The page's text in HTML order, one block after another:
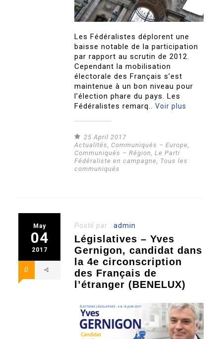
Les Fédéralistes déplorent une
baisse notable de la participation
par rapport au scrutin de 2012.
Cependant la mobilisation
électorale des Français s’est
maintenue à un bon niveau pour
l’élection phare du pays. Les
Fédéralistes remarq..Voir plus
25 April 2017
Actualités
Communiqués – Europe
Communiqués – Région ,Le Parti
Fédéraliste en campagne
Tous les
communiqués
May
04
2017
0
Posté par :admin
Législatives – Yves
Gernigon, candidat dans
la 4e circonscription
des Français de
l’étranger (BENELUX)